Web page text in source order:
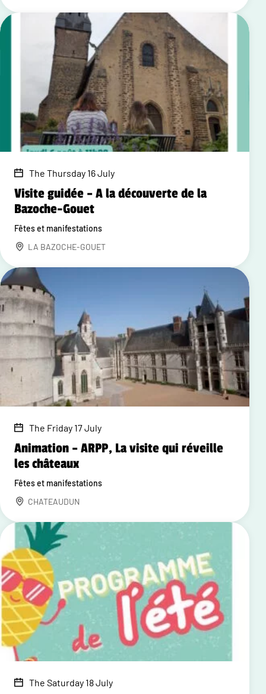
The Thursday 16 July
Visite guidée – A la découverte de la
Bazoche-Gouet
Fêtes et manifestations
LA BAZOCHE-GOUET
The Friday 17 July
Animation – ARPP, La visite qui réveille
les châteaux
Fêtes et manifestations
CHATEAUDUN
The Saturday 18 July